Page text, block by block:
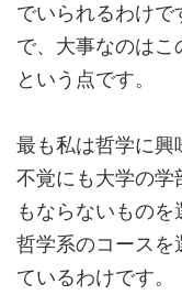
でいられるわけで
で、 大事なのはこ
という点です。
最も私は哲学に興
不覚にも大学の学
もならないものを
哲学系のコースを
ているわけです。